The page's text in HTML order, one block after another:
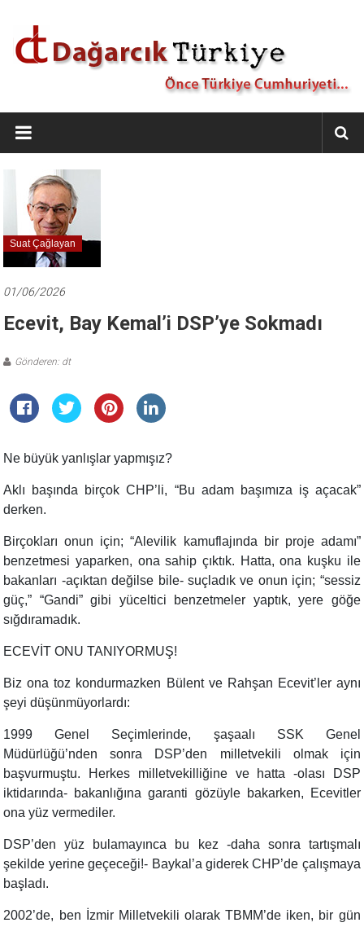
Dağarcık
Türkiye
Türkiye
Cumhuriyeti…
Suat Çağlayan
01/06/2026
Ecevit, Bay Kemal’i DSP’ye Sokmadı
Gönderen: dt
Ne büyük yanlışlar yapmışız?
Aklı başında birçok CHP’li, “Bu adam başımıza iş açacak”
derken.
Birçokları onun için; “Alevilik kamuflajında bir proje adamı”
benzetmesi yaparken, ona sahip çıktık. Hatta, ona kuşku ile
bakanları -açıktan değilse bile- suçladık ve onun için; “sessiz
güç,” “Gandi” gibi yüceltici benzetmeler yaptık, yere göğe
sığdıramadık.
ECEVİT ONU TANIYORMUŞ!
Biz ona toz kondurmazken Bülent ve Rahşan Ecevit’ler aynı
şeyi düşünmüyorlardı:
1999 Genel Seçimlerinde, şaşaalı SSK Genel
Müdürlüğü’nden sonra DSP’den milletvekili olmak için
başvurmuştu. Herkes milletvekilliğine ve hatta -olası DSP
iktidarında- bakanlığına garanti gözüyle bakarken, Ecevitler
ona yüz vermediler.
DSP’den yüz bulamayınca bu kez -daha sonra tartışmalı
şekilde yerine geçeceği!- Baykal’a giderek CHP’de çalışmaya
başladı.
2002’de, ben İzmir Milletvekili olarak TBMM’de iken, bir gün